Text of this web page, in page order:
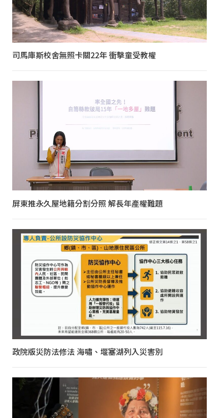
司馬庫斯校舍無照卡關22年 衝擊童受教權
屏東推永久屋地籍分割分照 解長年產權難題
政院版災防法修法 海嘯、堰塞湖列入災害別